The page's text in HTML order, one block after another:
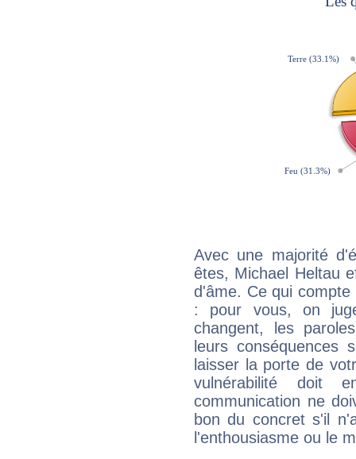
Avec une majorité
êtes, Michael Heltau
d'âme. Ce qui
: pour vous, on
changent, les
leurs conséquences
laisser la porte de
vulnérabilité doit
communication ne
bon du concret s'il
l'enthousiasme ou le